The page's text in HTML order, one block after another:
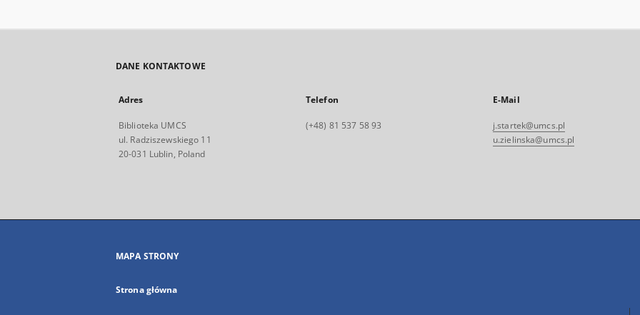
DANE KONTAKTOWE
Adres
Biblioteka UMCS
ul. Radziszewskiego 11
20-031 Lublin, Poland
Telefon
(+48) 81 537 58 93
E-Mail
j.startek@umcs.pl
u.zielinska@umcs.pl
MAPA STRONY
Strona główna